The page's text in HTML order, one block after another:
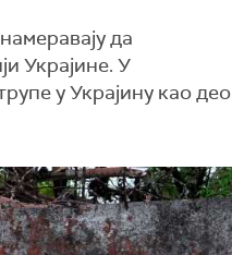
да
Украјине. У
у Украјину као део